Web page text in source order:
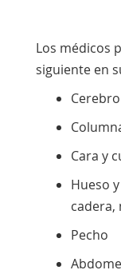
Los médicos
siguiente en
Cerebro
Cara y
Hueso
cadera,
Pecho